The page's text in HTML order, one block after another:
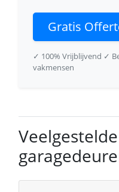
Gratis
✓ 100% Vrijblijvend ✓
vakmensen